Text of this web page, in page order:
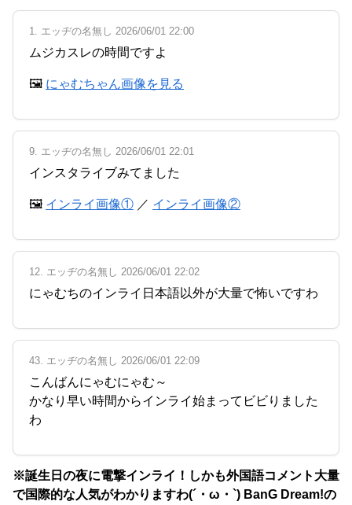
1. エッヂの名無し 2026/06/01 22:00
ムジカスレの時間ですよ
🖼 にゃむちゃん画像を見る
9. エッヂの名無し 2026/06/01 22:01
インスタライブみてました
🖼 インライ画像① ／ インライ画像②
12. エッヂの名無し 2026/06/01 22:02
にゃむちのインライ日本語以外が大量で怖いですわ
43. エッヂの名無し 2026/06/01 22:09
こんばんにゃむにゃむ～
かなり早い時間からインライ始まってビビりました
わ
※誕生日の夜に電撃インライ！しかも外国語コメント大量
で国際的な人気がわかりますわ(´・ω・`) BanG Dream!の